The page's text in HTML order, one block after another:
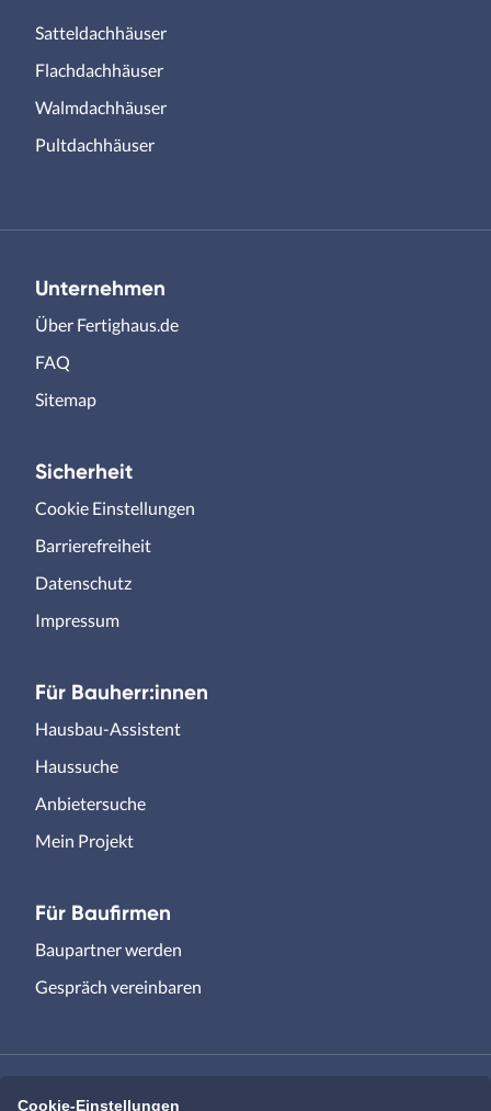
Satteldachhäuser
Flachdachhäuser
Walmdachhäuser
Pultdachhäuser
Unternehmen
Über Fertighaus.de
FAQ
Sitemap
Sicherheit
Cookie Einstellungen
Barrierefreiheit
Datenschutz
Impressum
Für Bauherr:innen
Hausbau-Assistent
Haussuche
Anbietersuche
Mein Projekt
Für Baufirmen
Baupartner werden
Gespräch vereinbaren
Cookie-Einstellungen